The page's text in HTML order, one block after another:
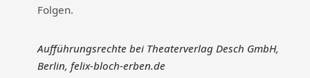
Folgen.
Aufführungsrechte bei Theaterverlag Desch GmbH,
Berlin, felix-bloch-erben.de